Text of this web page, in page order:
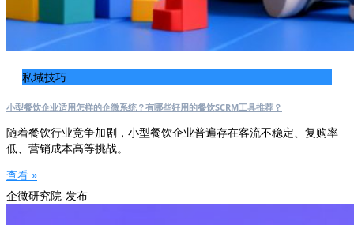
私域技巧
小型餐饮企业适用怎样的企微系统？有哪些好用的餐饮SCRM工具推荐？
随着餐饮行业竞争加剧，小型餐饮企业普遍存在客流不稳定、复购率
低、营销成本高等挑战。
查看 »
企微研究院-发布